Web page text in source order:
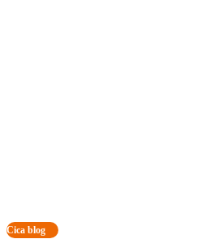
Cica blog